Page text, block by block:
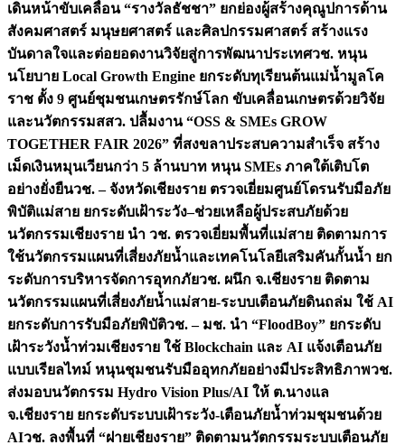
เดินหน้าขับเคลื่อน “รางวัลธัชชา” ยกย่องผู้สร้างคุณูปการด้าน
สังคมศาสตร์ มนุษยศาสตร์ และศิลปกรรมศาสตร์ สร้างแรง
บันดาลใจและต่อยอดงานวิจัยสู่การพัฒนาประเทศวช. หนุน
นโยบาย Local Growth Engine ยกระดับทุเรียนต้นแม่น้ำมูลโค
ราช ตั้ง 9 ศูนย์ชุมชนเกษตรรักษ์โลก ขับเคลื่อนเกษตรด้วยวิจัย
และนวัตกรรมสสว. ปลื้มงาน “OSS & SMEs GROW
TOGETHER FAIR 2026” ที่สงขลาประสบความสำเร็จ สร้าง
เม็ดเงินหมุนเวียนกว่า 5 ล้านบาท หนุน SMEs ภาคใต้เติบโต
อย่างยั่งยืนวช. – จังหวัดเชียงราย ตรวจเยี่ยมศูนย์โดรนรับมือภัย
พิบัติแม่สาย ยกระดับเฝ้าระวัง–ช่วยเหลือผู้ประสบภัยด้วย
นวัตกรรมเชียงราย นำ วช. ตรวจเยี่ยมพื้นที่แม่สาย ติดตามการ
ใช้นวัตกรรมแผนที่เสี่ยงภัยน้ำและเทคโนโลยีเสริมคันกั้นน้ำ ยก
ระดับการบริหารจัดการอุทกภัยวช. ผนึก จ.เชียงราย ติดตาม
นวัตกรรมแผนที่เสี่ยงภัยน้ำแม่สาย-ระบบเตือนภัยดินถล่ม ใช้ AI
ยกระดับการรับมือภัยพิบัติวช. – มช. นำ “FloodBoy” ยกระดับ
เฝ้าระวังน้ำท่วมเชียงราย ใช้ Blockchain และ AI แจ้งเตือนภัย
แบบเรียลไทม์ หนุนชุมชนรับมืออุทกภัยอย่างมีประสิทธิภาพวช.
ส่งมอบนวัตกรรม Hydro Vision Plus/AI ให้ ต.นางแล
จ.เชียงราย ยกระดับระบบเฝ้าระวัง-เตือนภัยน้ำท่วมชุมชนด้วย
AIวช. ลงพื้นที่ “ฝายเชียงราย” ติดตามนวัตกรรมระบบเตือนภัย